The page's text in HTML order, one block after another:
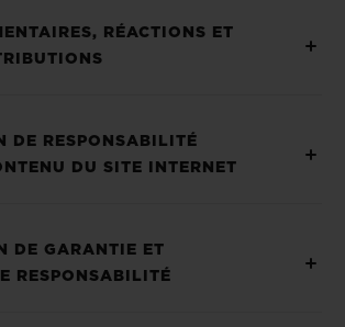
RÉACTIONS ET
DE RESPONSABILITÉ
DU SITE INTERNET
DE GARANTIE ET
RESPONSABILITÉ